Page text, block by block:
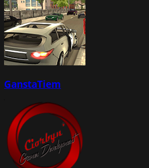
GanstaTiem